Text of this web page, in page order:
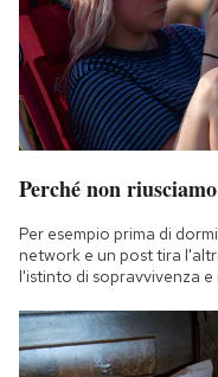
Perché non
Per esempio prima di
network e un post tira
l'istinto di sopravvivenza e